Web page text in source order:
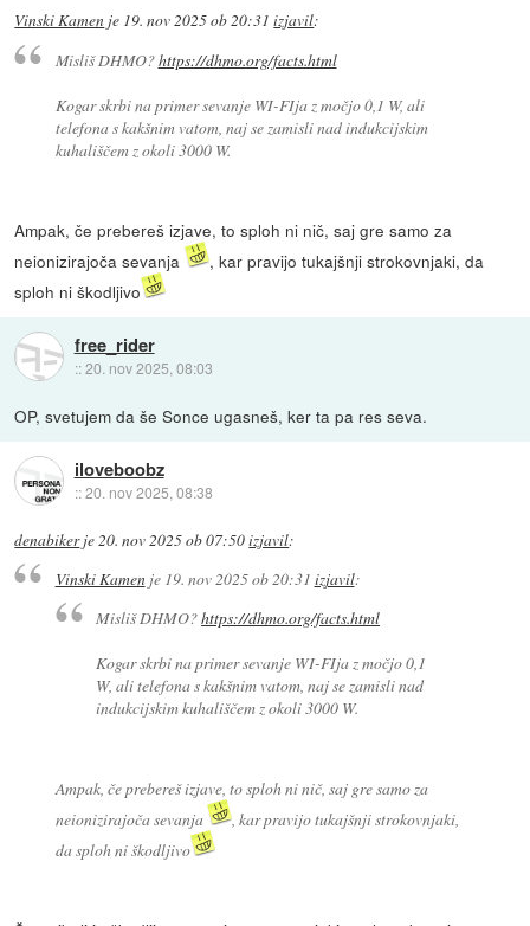
Vinski Kamen je 19. nov 2025 ob 20:31 izjavil:
Misliš DHMO?https://dhmo.org/facts.html
Kogar skrbi na primer sevanje WI-FIja z močjo 0,1 W, ali
telefona s kakšnim vatom, naj se zamisli nad indukcijskim
kuhališčem z okoli 3000 W.
Ampak, če prebereš izjave, to sploh ni nič, saj gre samo za
neionizirajoča sevanja
, kar pravijo tukajšnji strokovnjaki, da
sploh ni škodljivo
free_rider
::20. nov 2025, 08:03
OP, svetujem da še Sonce ugasneš, ker ta pa res seva.
iloveboobz
::20. nov 2025, 08:38
denabikerje20. nov 2025 ob 07:50izjavil:
Vinski Kamenje 19. nov 2025 ob 20:31 izjavil:
Misliš DHMO?https://dhmo.org/facts.html
Kogar skrbi na primer sevanje WI-FIja z močjo 0,1
W, ali telefona s kakšnim vatom, naj se zamisli nad
indukcijskim kuhališčem z okoli 3000 W.
Ampak, če prebereš izjave, to sploh ni nič, saj gre samo za
neionizirajoča sevanja
, kar pravijo tukajšnji strokovnjaki,
da sploh ni škodljivo